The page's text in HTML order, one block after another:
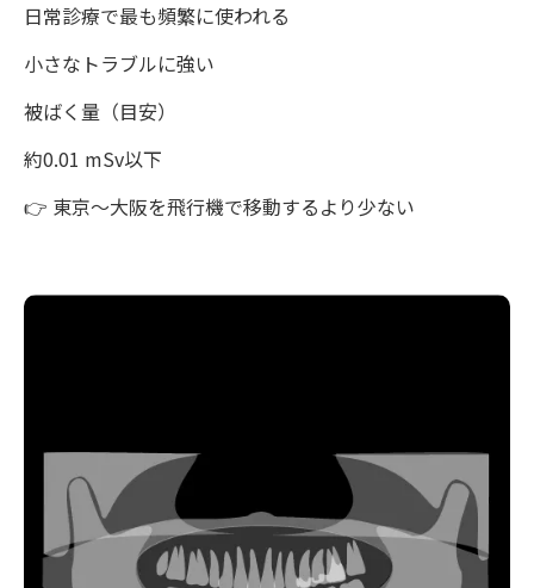
日常診療で最も頻繁に使われる
小さなトラブルに強い
被ばく量（目安）
約0.01 mSv以下
👉 東京〜大阪を飛行機で移動するより少ない